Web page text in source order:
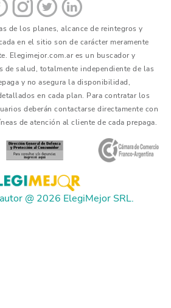
de los planes, alcance de reintegros y
en el sitio son de carácter meramente
Elegimejor.com.ar es un buscador y
de salud, totalmente independiente de las
y no asegura la disponibilidad,
en cada plan. Para contratar los
deberán contactarse directamente con
de atención al cliente de cada prepaga.
@ 2026 ElegiMejor SRL.